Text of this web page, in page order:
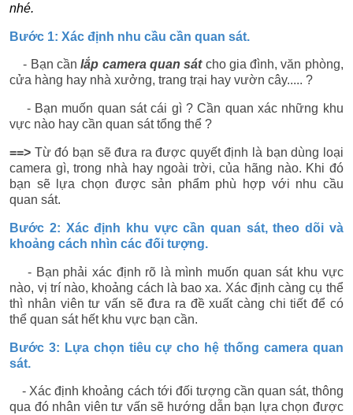
nhé.
Bước 1: Xác định nhu cầu cần quan sát.
- Bạn cần lắp camera quan sátcho gia đình, văn phòng,
cửa hàng hay nhà xưởng, trang trại hay vườn cây..... ?
- Bạn muốn quan sát cái gì ? Cần quan xác những khu
vực nào hay cần quan sát tổng thể ?
==> Từ đó bạn sẽ đưa ra được quyết định là bạn dùng loại
camera gì, trong nhà hay ngoài trời, của hãng nào. Khi đó
bạn sẽ lựa chọn được sản phẩm phù hợp với nhu cầu
quan sát.
Bước 2: Xác định khu vực cần quan sát, theo dõi và
khoảng cách nhìn các đối tượng.
- Bạn phải xác định rõ là mình muốn quan sát khu vực
nào, vị trí nào, khoảng cách là bao xa. Xác định càng cụ thể
thì nhân viên tư vấn sẽ đưa ra đề xuất càng chi tiết để có
thể quan sát hết khu vực bạn cần.
Bước 3: Lựa chọn tiêu cự cho hệ thống camera quan
sát.
- Xác định khoảng cách tới đối tượng cần quan sát, thông
qua đó nhân viên tư vấn sẽ hướng dẫn bạn lựa chọn được